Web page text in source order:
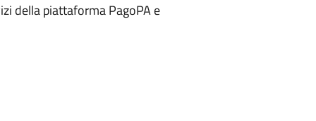
della piattaforma PagoPA e